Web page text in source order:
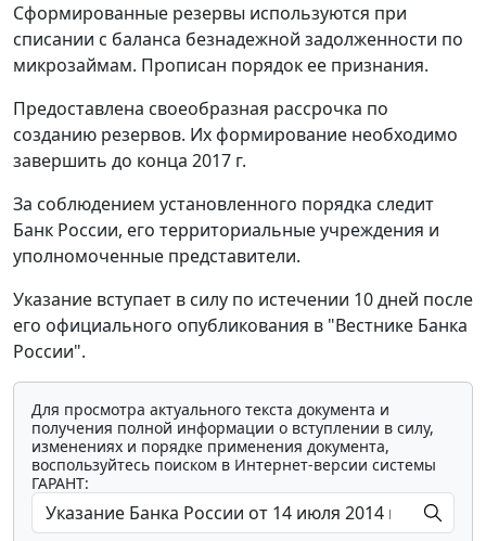
Сформированные резервы используются при
списании с баланса безнадежной задолженности по
микрозаймам. Прописан порядок ее признания.
Предоставлена своеобразная рассрочка по
созданию резервов. Их формирование необходимо
завершить до конца 2017 г.
За соблюдением установленного порядка следит
Банк России, его территориальные учреждения и
уполномоченные представители.
Указание вступает в силу по истечении 10 дней после
его официального опубликования в "Вестнике Банка
России".
Для просмотра актуального текста документа и
получения полной информации о вступлении в силу,
изменениях и порядке применения документа,
воспользуйтесь поиском в Интернет-версии системы
ГАРАНТ: